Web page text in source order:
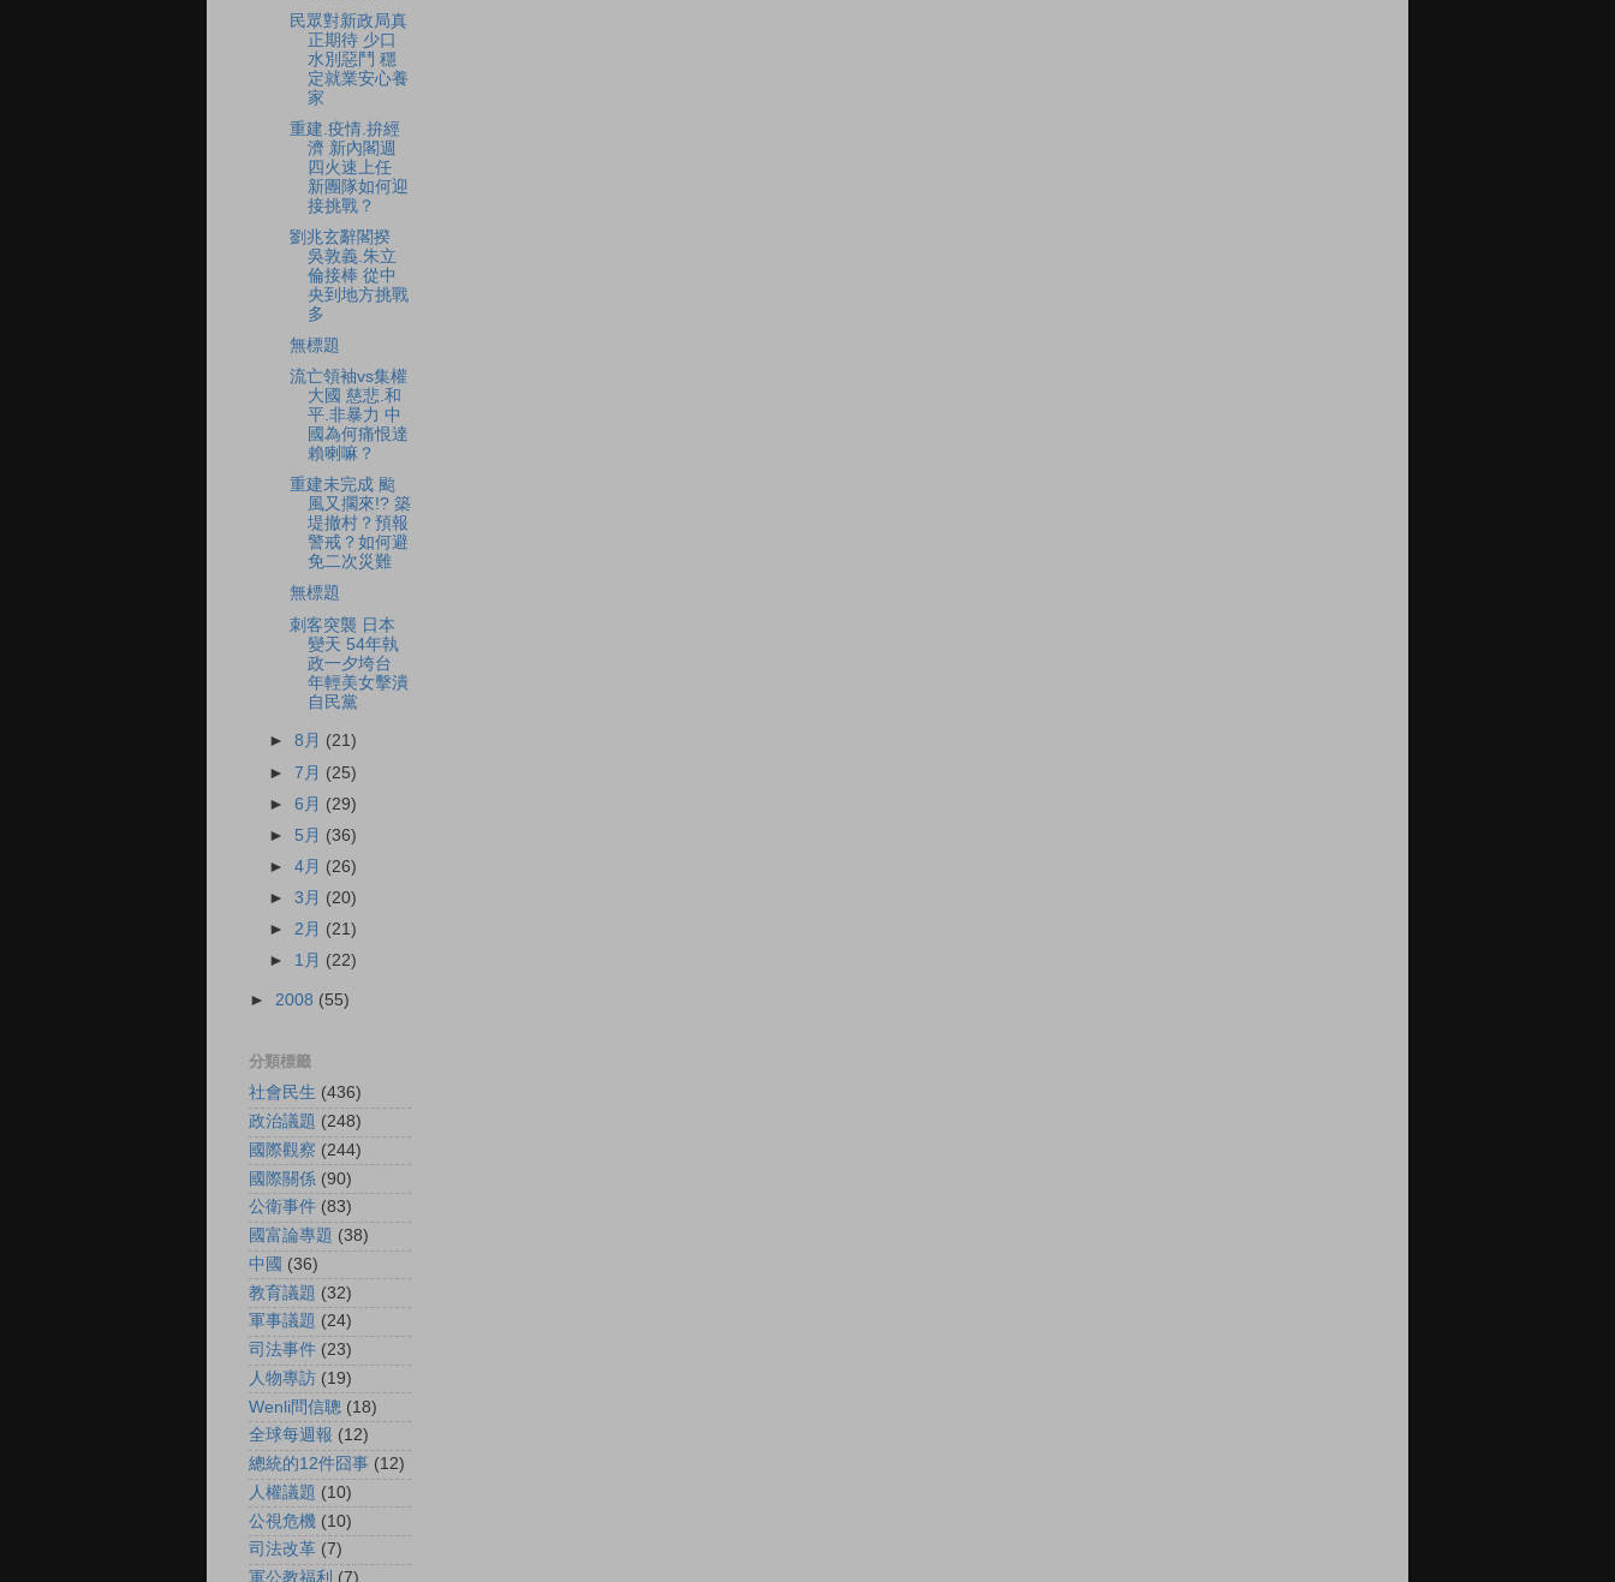
民眾對新政局真
正期待 少口
水別惡鬥 穩
定就業安心養
家
重建.疫情.拚經
濟 新內閣週
四火速上任
新團隊如何迎
接挑戰？
劉兆玄辭閣揆
吳敦義.朱立
倫接棒 從中
央到地方挑戰
多
無標題
流亡領袖vs集權
大國 慈悲.和
平.非暴力 中
國為何痛恨達
賴喇嘛？
重建未完成 颱
風又擱來!? 築
堤撤村？預報
警戒？如何避
免二次災難
無標題
刺客突襲 日本
變天 54年執
政一夕垮台
年輕美女擊潰
自民黨
►8月 (21)
►7月 (25)
►6月 (29)
► 5月 (36)
►4月 (26)
►3月 (20)
►2月 (21)
► 1月 (22)
► 2008 (55)
分類標籤
社會民生 (436)
政治議題 (248)
國際觀察 (244)
國際關係 (90)
公衛事件 (83)
國富論專題 (38)
中國 (36)
教育議題 (32)
軍事議題 (24)
司法事件 (23)
人物專訪 (19)
Wenli問信聰 (18)
全球每週報 (12)
總統的12件囧事 (12)
人權議題 (10)
公視危機 (10)
司法改革 (7)
軍公教福利 (7)